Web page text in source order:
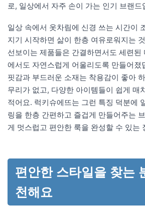
로, 일상에서 자주 손이 가는 인기 브랜드
일상 속에서 옷차림에 신경 쓰는 시간이
지기 시작하면 삶이 한층 여유로워지는
선보이는 제품들은 간결하면서도 세련된
에서도 자연스럽게 어울리도록 만들어졌
핏감과 부드러운 소재는 착용감이 좋아
무리가 없고, 다양한 아이템들이 쉽게 매
적어요. 럭키슈에뜨는 그런 특징 덕분에
링을 한층 간편하고 즐겁게 만들어주는
게 멋스럽고 편안한 룩을 완성할 수 있는
편안한 스타일을 찾는
천해요